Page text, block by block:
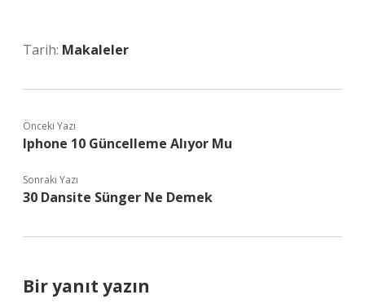
Tarih: Makaleler
Önceki Yazı
Iphone 10 Güncelleme Alıyor Mu
Sonraki Yazı
30 Dansite Sünger Ne Demek
Bir yanıt yazın